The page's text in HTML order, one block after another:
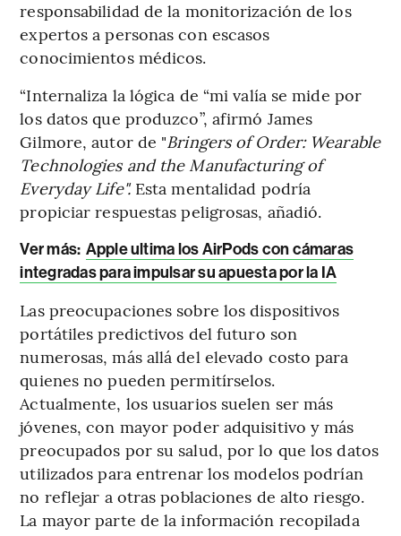
responsabilidad de la monitorización de los
expertos a personas con escasos
conocimientos médicos.
“Internaliza la lógica de “mi valía se mide por
los datos que produzco”, afirmó James
Gilmore, autor de "Bringers of Order: Wearable
Technologies and the Manufacturing of
Everyday Life".Esta mentalidad podría
propiciar respuestas peligrosas, añadió.
Ver más: Apple ultima los AirPods con cámaras
integradas para impulsar su apuesta por la IA
Las preocupaciones sobre los dispositivos
portátiles predictivos del futuro son
numerosas, más allá del elevado costo para
quienes no pueden permitírselos.
Actualmente, los usuarios suelen ser más
jóvenes, con mayor poder adquisitivo y más
preocupados por su salud, por lo que los datos
utilizados para entrenar los modelos podrían
no reflejar a otras poblaciones de alto riesgo.
La mayor parte de la información recopilada